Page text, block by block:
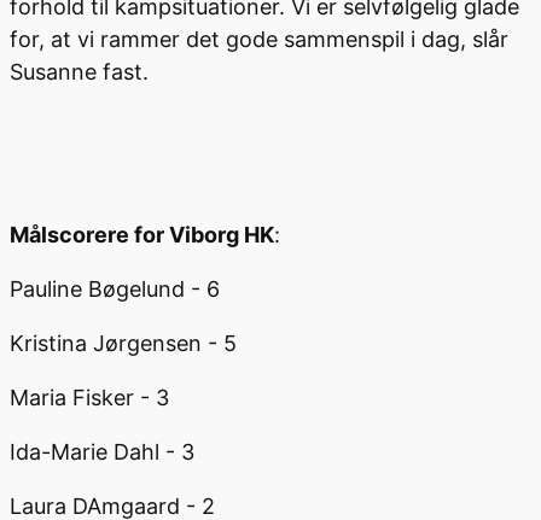
forhold til kampsituationer. Vi er selvfølgelig glade
for, at vi rammer det gode sammenspil i dag, slår
Susanne fast.
Målscorere for Viborg HK:
Pauline Bøgelund - 6
Kristina Jørgensen - 5
Maria Fisker - 3
Ida-Marie Dahl - 3
Laura DAmgaard - 2